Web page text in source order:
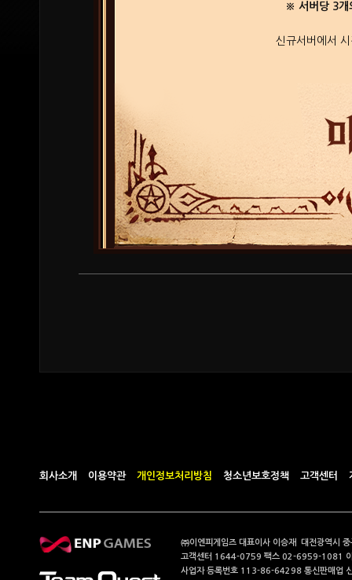
※ 서버당 3개
신규서버에서
회사소개 이용약관 개인정보처리방침 청소년보호정책 고객센터
㈜이엔피게임즈 대표이사 이승재 대전광역시
고객센터 1644-0759 팩스 02-6959-1081
사업자 등록번호 113-86-64298 통신판매업